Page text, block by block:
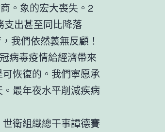
。象的宏大喪失。2
支出甚至同比降落
我們依然義無反顧！
病毒疫情給經濟帶來
恢復的。我們寧愿承
最年夜水平削減疾病
衛組織總干事譚德賽